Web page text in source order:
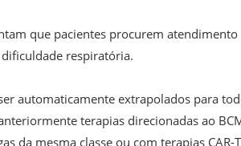
que pacientes procurem
respiratória.
automaticamente extrapolados para
terapias direcionadas ao
da mesma classe ou com terapias